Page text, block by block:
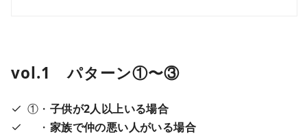
vol.1 パターン①〜③
①・ 子供が2人以上いる場合
・ 家族で仲の悪い人がいる場合